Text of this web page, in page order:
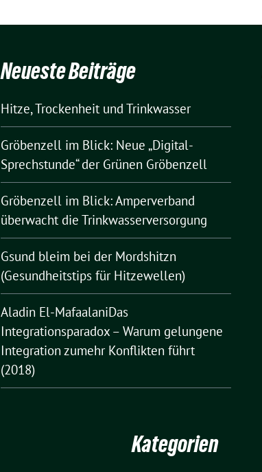
Neueste Beiträge
Hitze, Trockenheit und Trinkwasser
Gröbenzell im Blick: Neue „Digital-
Sprechstunde“ der Grünen Gröbenzell
Gröbenzell im Blick: Amperverband
überwacht die Trinkwasserversorgung
Gsund bleim bei der Mordshitzn
(Gesundheitstips für Hitzewellen)
Aladin El-MafaalaniDas
Integrationsparadox – Warum gelungene
Integration zumehr Konflikten führt
(2018)
Kategorien